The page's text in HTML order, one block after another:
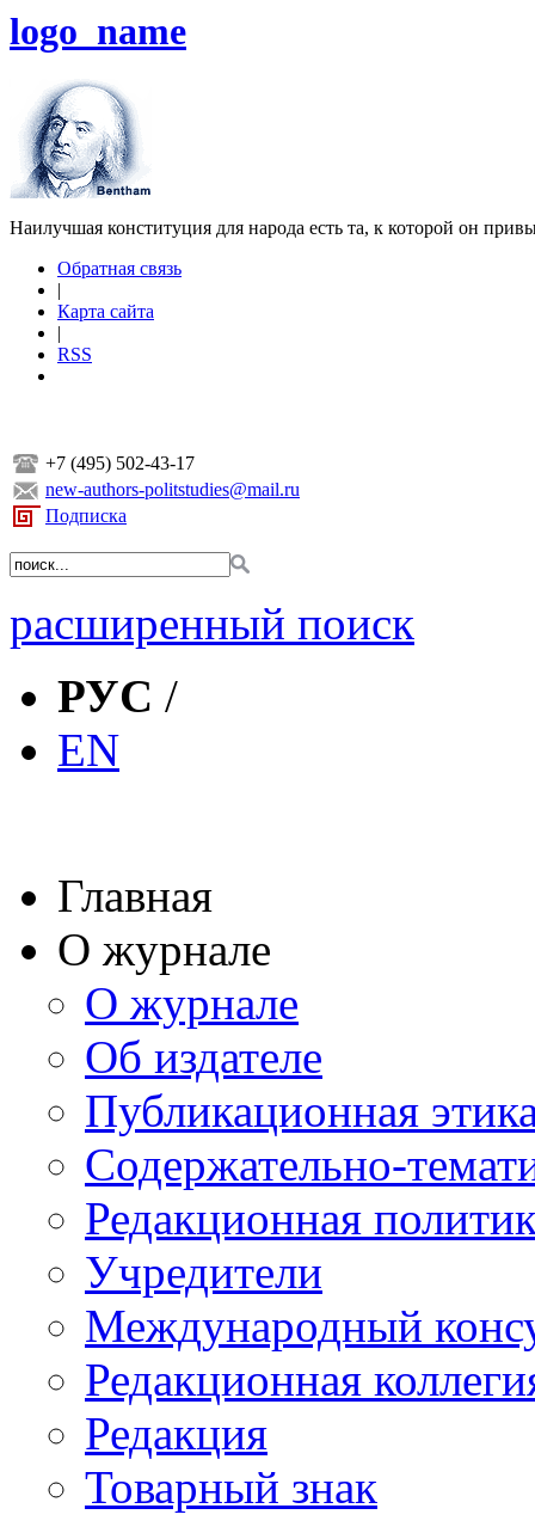
logo_name
Наилучшая конституция для народа есть та, к которой он
Обратная связь
|
Карта сайта
|
RSS
+7 (495) 502-43-17
new-authors-politstudies@mail.ru
Подписка
расширенный поиск
РУС /
EN
Главная
О журнале
О журнале
Об издателе
Публикационная
Содержательно-
Редакционная
Учредители
Международный
Редакционная
Редакция
Товарный знак